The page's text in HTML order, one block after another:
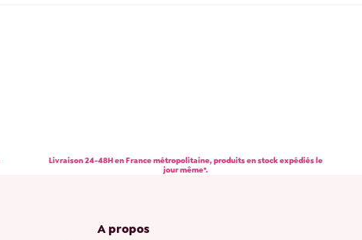
Livraison 24-48H en France métropolitaine, produits en stock expédiés le
jour même*.
A propos